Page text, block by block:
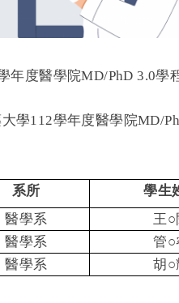
年度醫學院MD/PhD 3.0學
學112學年度醫學院MD/
系所 學生
醫學系
王○
醫學系
管○
醫學系
胡 ○